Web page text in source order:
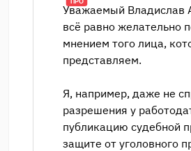
ПРО
Уважаемый Владислав
всё равно желательно
мнением того лица,
представляем.
Я, например, даже не
разрешения у
публикацию судебной
защите от уголовного